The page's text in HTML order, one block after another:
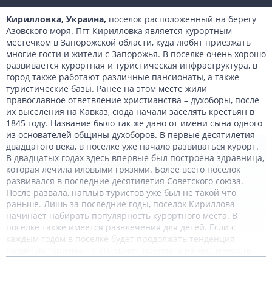
Кирилловка, Украина, поселок расположенный на берегу
Азовского моря. Пгт Кирилловка является курортным
местечком в Запорожской области, куда любят приезжать
многие гости и жители с Запорожья. В поселке очень хорошо
развивается курортная и туристическая инфраструктура, в
город также работают различные пансионаты, а также
туристические базы. Ранее на этом месте жили
православное ответвление христианства – духоборы, после
их выселения на Кавказ, сюда начали заселять крестьян в
1845 году. Название было так же дано от имени сына одного
из основателей общины духоборов. В первые десятилетия
двадцатого века, в поселке уже начало развиваться курорт.
В двадцатых годах здесь впервые был построена здравница,
которая лечила иловыми грязями. Более всего поселок
развивался в последние десятилетия Советского союза.
После развала, наплыв туристов уже был не такой что
раньше. Лишь за последние годы, поселок Кириллова
начинает набирать популярность курортного места. В
поселке также имеется развлечения для детей. Если с
каждым годом в поселке будет продолжать тенденция